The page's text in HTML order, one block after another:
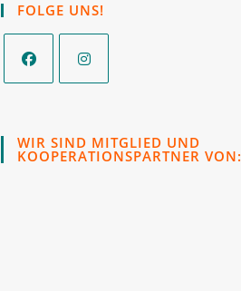
FOLGE UNS!
WIR SIND MITGLIED UND
KOOPERATIONSPARTNER VON: